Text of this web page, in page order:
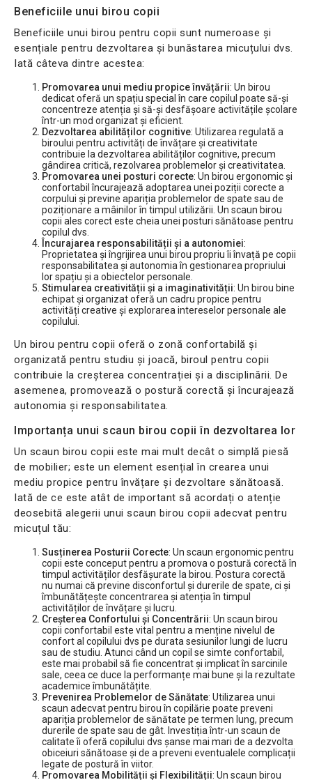
Beneficiile unui birou copii
Beneficiile unui birou pentru copii sunt numeroase și
esențiale pentru dezvoltarea și bunăstarea micuțului dvs.
Iată câteva dintre acestea:
Promovarea unui mediu propice învățării: Un birou
dedicat oferă un spațiu special în care copilul poate să-și
concentreze atenția și să-și desfășoare activitățile școlare
într-un mod organizat și eficient.
Dezvoltarea abilităților cognitive: Utilizarea regulată a
biroului pentru activități de învățare și creativitate
contribuie la dezvoltarea abilităților cognitive, precum
gândirea critică, rezolvarea problemelor și creativitatea.
Promovarea unei posturi corecte: Un birou ergonomic și
confortabil încurajează adoptarea unei poziții corecte a
corpului și previne apariția problemelor de spate sau de
poziționare a mâinilor în timpul utilizării. Un scaun birou
copii ales corect este cheia unei posturi sănătoase pentru
copilul dvs.
Încurajarea responsabilității și a autonomiei:
Proprietatea și îngrijirea unui birou propriu îi învață pe copii
responsabilitatea și autonomia în gestionarea propriului
lor spațiu și a obiectelor personale.
Stimularea creativității și a imaginativității: Un birou bine
echipat și organizat oferă un cadru propice pentru
activități creative și explorarea intereselor personale ale
copilului.
Un birou pentru copii oferă o zonă confortabilă și
organizată pentru studiu și joacă, biroul pentru copii
contribuie la creșterea concentrației și a disciplinării. De
asemenea, promovează o postură corectă și încurajează
autonomia și responsabilitatea.
Importanța unui scaun birou copii în dezvoltarea lor
Un scaun birou copii este mai mult decât o simplă piesă
de mobilier; este un element esențial în crearea unui
mediu propice pentru învățare și dezvoltare sănătoasă.
Iată de ce este atât de important să acordați o atenție
deosebită alegerii unui scaun birou copii adecvat pentru
micuțul tău:
Susținerea Posturii Corecte: Un scaun ergonomic pentru
copii este conceput pentru a promova o postură corectă în
timpul activităților desfășurate la birou. Postura corectă
nu numai că previne disconfortul și durerile de spate, ci și
îmbunătățește concentrarea și atenția în timpul
activităților de învățare și lucru.
Creșterea Confortului și Concentrării: Un scaun birou
copii confortabil este vital pentru a menține nivelul de
confort al copilului dvs pe durata sesiunilor lungi de lucru
sau de studiu. Atunci când un copil se simte confortabil,
este mai probabil să fie concentrat și implicat în sarcinile
sale, ceea ce duce la performanțe mai bune și la rezultate
academice îmbunătățite.
Prevenirea Problemelor de Sănătate: Utilizarea unui
scaun adecvat pentru birou în copilărie poate preveni
apariția problemelor de sănătate pe termen lung, precum
durerile de spate sau de gât. Investiția într-un scaun de
calitate îi oferă copilului dvs șanse mai mari de a dezvolta
obiceiuri sănătoase și de a preveni eventualele complicații
legate de postură în viitor.
Promovarea Mobilității și Flexibilității: Un scaun birou